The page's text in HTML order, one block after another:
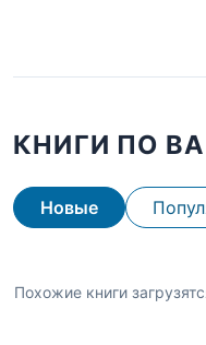
КНИГИ ПО
Новые
Похожие книги